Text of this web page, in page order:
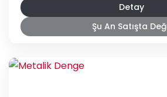
Detay
Şu An Satışta